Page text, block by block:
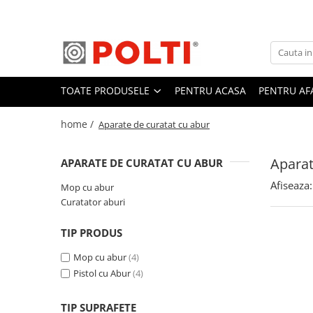
Toate Produsele
Aparate Medicale
Aspiratoare profesionale
Aspiratoare cu abur
Aspiratoare cu spălare
Aspiratoare cu apa
Aspiratoare robot
Masa | Statie de calcat
Aparate de calcat vertical
Mese de calcat profesionale
TOATE PRODUSELE PENTRU ACASA PENTRU
home / Aparate de curatat cu abur
APARATE DE CURATAT CU ABUR
Mop cu abur
Curatator aburi
TIP PRODUS
Mop cu abur(4)
Pistol cu Abur(4)
TIP SUPRAFETE
Afiseaza: